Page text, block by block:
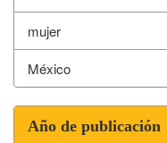
mujer
México
Año de publicación